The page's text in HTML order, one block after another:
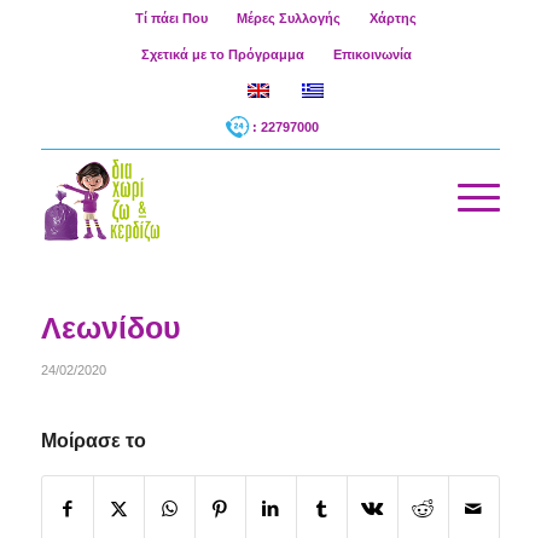
Τί πάει Που Μέρες Συλλογής Χάρτης
Σχετικά με το Πρόγραμμα Επικοινωνία
: 22797000
Λεωνίδου
24/02/2020
Μοίρασε το